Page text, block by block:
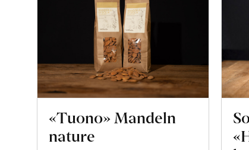
«Tuono» Mandeln
nature